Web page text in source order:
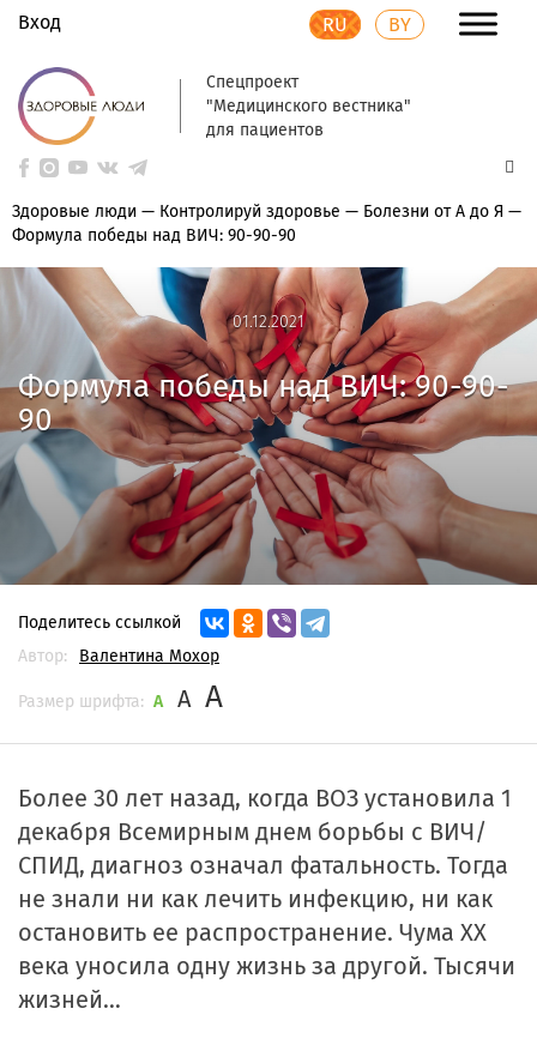
Вход RU BY
Спецпроект
"Медицинского вестника"
для пациентов
Здоровые люди — Контролируй здоровье — Болезни от А до Я —
Формула победы над ВИЧ: 90-90-90
01.12.2021
01.12.2021
Формула победы над ВИЧ: 90-90-
90
Поделитесь ссылкой
Автор:
Валентина Мохор
Размер шрифта: A A A
Более 30 лет назад, когда ВОЗ установила 1
декабря Всемирным днем борьбы с ВИЧ/
СПИД, диагноз означал фатальность. Тогда
не знали ни как лечить инфекцию, ни как
остановить ее распространение. Чума XX
века уносила одну жизнь за другой. Тысячи
жизней…